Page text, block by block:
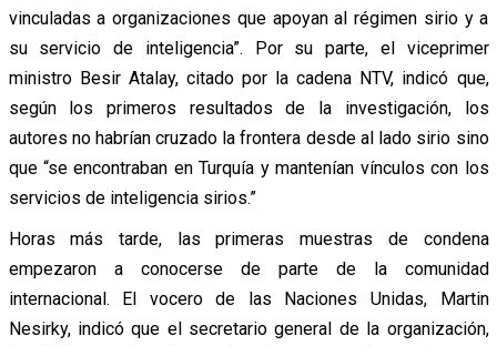
vinculadas a organizaciones que apoyan al régimen sirio y a
su servicio de inteligencia”. Por su parte, el viceprimer
ministro Besir Atalay, citado por la cadena NTV, indicó que,
según los primeros resultados de la investigación, los
autores no habrían cruzado la frontera desde al lado sirio sino
que “se encontraban en Turquía y mantenían vínculos con los
servicios de inteligencia sirios.”
Horas más tarde, las primeras muestras de condena
empezaron a conocerse de parte de la comunidad
internacional. El vocero de las Naciones Unidas, Martin
Nesirky, indicó que el secretario general de la organización,